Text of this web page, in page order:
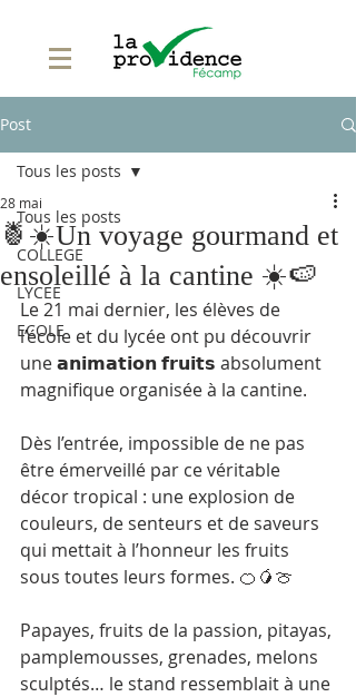
Post
Tous les posts
COLLEGE
LYCEE
ECOLE
Tous les posts
🍍☀️Un voyage gourmand et
ensoleillé à la cantine ☀️🍉
28 mai
Le 21 mai dernier, les élèves de
l’école et du lycée ont pu découvrir
une 𝗮𝗻𝗶𝗺𝗮𝘁𝗶𝗼𝗻 𝗳𝗿𝘂𝗶𝘁𝘀 absolument
magnifique organisée à la cantine.
Dès l’entrée, impossible de ne pas
être émerveillé par ce véritable
décor tropical : une explosion de
couleurs, de senteurs et de saveurs
qui mettait à l’honneur les fruits
sous toutes leurs formes. 🍊🥭🍈
Papayes, fruits de la passion, pitayas,
pamplemousses, grenades, melons
sculptés… le stand ressemblait à une